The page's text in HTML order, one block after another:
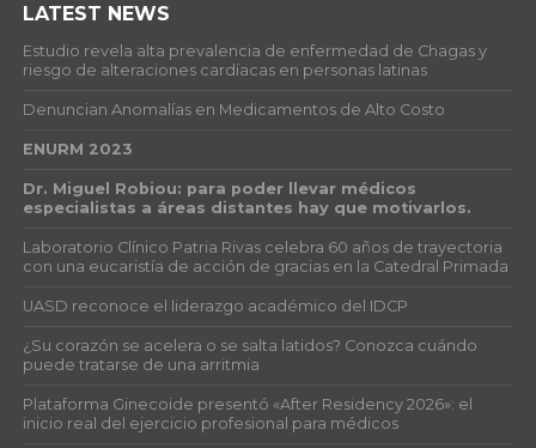
LATEST NEWS
Estudio revela alta prevalencia de enfermedad de Chagas y
riesgo de alteraciones cardíacas en personas latinas
Denuncian Anomalías en Medicamentos de Alto Costo
ENURM 2023
Dr. Miguel Robiou: para poder llevar médicos
especialistas a áreas distantes hay que motivarlos.
Laboratorio Clínico Patria Rivas celebra 60 años de trayectoria
con una eucaristía de acción de gracias en la Catedral Primada
UASD reconoce el liderazgo académico del IDCP
¿Su corazón se acelera o se salta latidos? Conozca cuándo
puede tratarse de una arritmia
Plataforma Ginecoide presentó «After Residency 2026»: el
inicio real del ejercicio profesional para médicos